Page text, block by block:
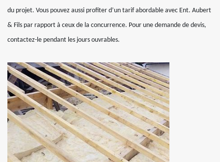
du projet. Vous pouvez aussi profiter d’un tarif abordable avec Ent. Aubert
& Fils par rapport à ceux de la concurrence. Pour une demande de devis,
contactez-le pendant les jours ouvrables.